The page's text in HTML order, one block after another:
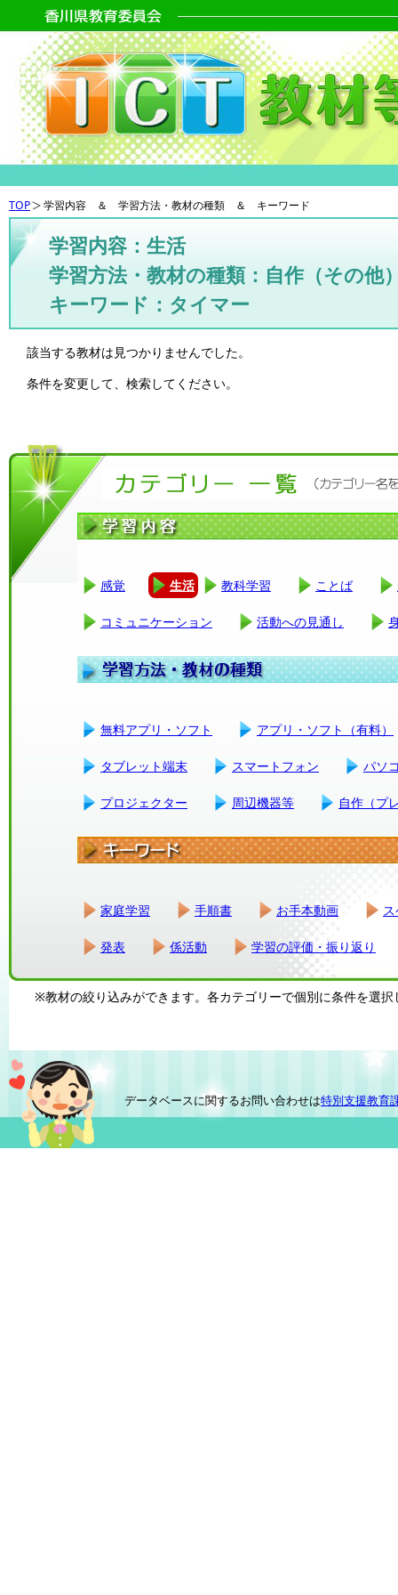
TOP 学習内容 ＆ 学習方法・教材の種類 ＆ キーワード
学習内容：生活
学習方法・教材の種類：自作（その他
キーワード：タイマー
該当する教材は見つかりませんでした。
条件を変更して、検索してください。
感覚 生活 教科学習 ことば
コミュニケーション 活動への見通し
無料アプリ・ソフト アプリ・ソフト（有料）
タブレット端末 スマートフォン パソ
プロジェクター 周辺機器等 自作（プ
家庭学習 手順書 お手本動画
発表 係活動 学習の評価・振り返り
※教材の絞り込みができます。各カテゴリーで個別に条件を選択
データベースに関するお問い合わせは特別支援教育